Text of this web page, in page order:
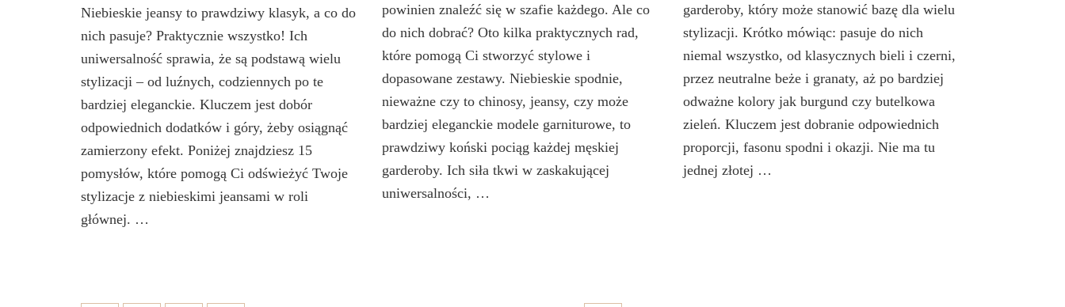
Niebieskie jeansy to prawdziwy klasyk, a co do
nich pasuje? Praktycznie wszystko! Ich
uniwersalność sprawia, że są podstawą wielu
stylizacji – od luźnych, codziennych po te
bardziej eleganckie. Kluczem jest dobór
odpowiednich dodatków i góry, żeby osiągnąć
zamierzony efekt. Poniżej znajdziesz 15
pomysłów, które pomogą Ci odświeżyć Twoje
stylizacje z niebieskimi jeansami w roli
głównej. …
powinien znaleźć się w szafie każdego. Ale co
do nich dobrać? Oto kilka praktycznych rad,
które pomogą Ci stworzyć stylowe i
dopasowane zestawy. Niebieskie spodnie,
nieważne czy to chinosy, jeansy, czy może
bardziej eleganckie modele garniturowe, to
prawdziwy koński pociąg każdej męskiej
garderoby. Ich siła tkwi w zaskakującej
uniwersalności, …
garderoby, który może stanowić bazę dla wielu
stylizacji. Krótko mówiąc: pasuje do nich
niemal wszystko, od klasycznych bieli i czerni,
przez neutralne beże i granaty, aż po bardziej
odważne kolory jak burgund czy butelkowa
zieleń. Kluczem jest dobranie odpowiednich
proporcji, fasonu spodni i okazji. Nie ma tu
jednej złotej …